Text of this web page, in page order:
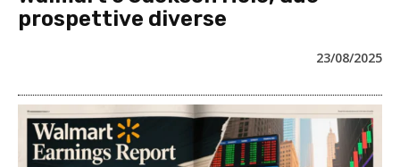
prospettive diverse
23/08/2025